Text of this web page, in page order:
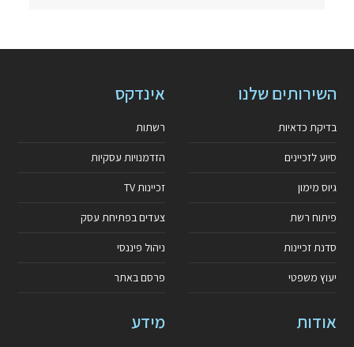
השירותים שלנו
בדיקת כדאיות
סיוע לזכיינים
גיוס מימון
פיתוח רשת
סדנת זכיינות
יעוץ משפטי
אינדקס
רשתות
הזדמנויות עסקיות
זכיינות TV
צעדים בפתיחת עסק
ניהול פיננסי
פרסם באתר
אודות מידע